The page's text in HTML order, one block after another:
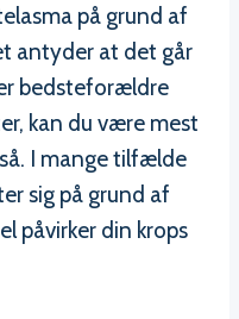
på grund af
antyder at det går
bedsteforældre
kan du være mest
I mange tilfælde
sig på grund af
påvirker din krops